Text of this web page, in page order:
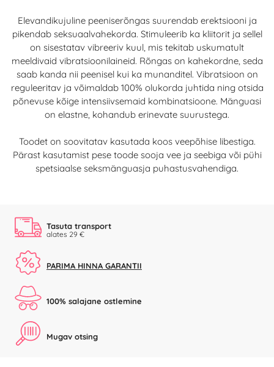
Elevandikujuline peeniserõngas suurendab erektsiooni ja
pikendab seksuaalvahekorda. Stimuleerib ka kliitorit ja sellel
on sisestatav vibreeriv kuul, mis tekitab uskumatult
meeldivaid vibratsioonilaineid. Rõngas on kahekordne, seda
saab kanda nii peenisel kui ka munanditel. Vibratsioon on
reguleeritav ja võimaldab 100% olukorda juhtida ning otsida
põnevuse kõige intensiivsemaid kombinatsioone. Mänguasi
on elastne, kohandub erinevate suurustega.
Toodet on soovitatav kasutada koos veepõhise libestiga.
Pärast kasutamist pese toode sooja vee ja seebiga või pühi
spetsiaalse seksmänguasja puhastusvahendiga.
Tasuta transport
alates 29 €
PARIMA HINNA GARANTII
100% salajane ostlemine
Mugav otsing